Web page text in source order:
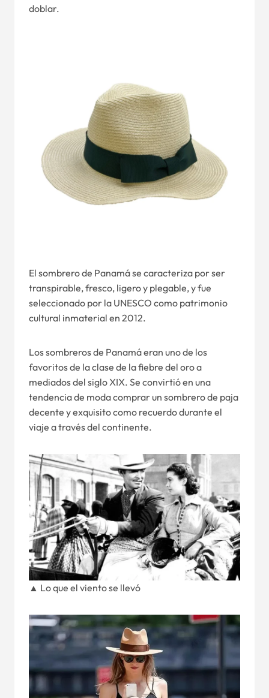
doblar.
El sombrero de Panamá se caracteriza por ser
transpirable, fresco, ligero y plegable, y fue
seleccionado por la UNESCO como patrimonio
cultural inmaterial en 2012.
Los sombreros de Panamá eran uno de los
favoritos de la clase de la fiebre del oro a
mediados del siglo XIX. Se convirtió en una
tendencia de moda comprar un sombrero de paja
decente y exquisito como recuerdo durante el
viaje a través del continente.
▲ Lo que el viento se llevó